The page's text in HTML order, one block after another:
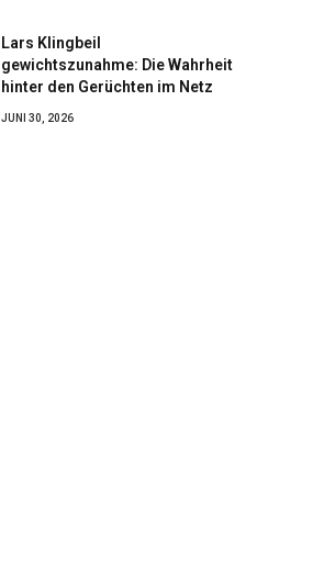
Lars Klingbeil
gewichtszunahme: Die Wahrheit
hinter den Gerüchten im Netz
JUNI 30, 2026